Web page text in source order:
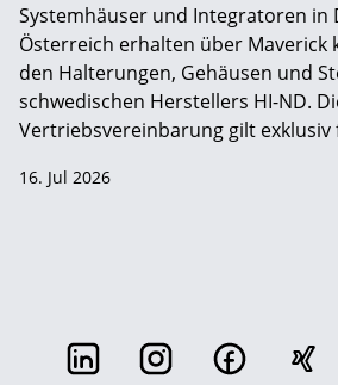
Systemhäuser und Integratoren in
Österreich erhalten über Maverick
den Halterungen, Gehäusen und
schwedischen Herstellers HI-ND.
Vertriebsvereinbarung gilt exklusiv
16. Jul 2026